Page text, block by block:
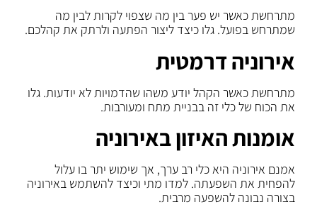
מתרחשת כאשר יש פער בין מה שצפוי לקרות לבין מה
שמתרחש בפועל. גלו כיצד ליצור הפתעה ולרתק את קהלכם.
אירוניה דרמטית
מתרחשת כאשר הקהל יודע משהו שהדמויות לא יודעות. גלו
את הכוח של כלי זה בבניית מתח ומעורבות.
אומנות האיזון באירוניה
אמנם אירוניה היא כלי רב ערך, אך שימוש יתר בו עלול
להפחית את השפעתה. למדו מתי וכיצד להשתמש באירוניה
בצורה נבונה להשפעה מרבית.